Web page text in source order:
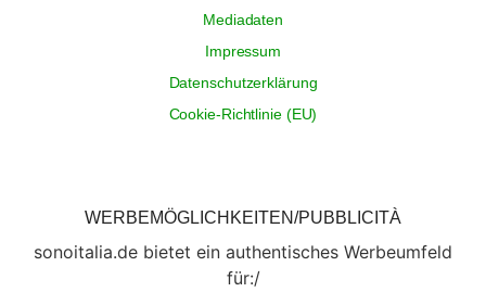
Mediadaten
Impressum
Datenschutzerklärung
Cookie-Richtlinie (EU)
WERBEMÖGLICHKEITEN/PUBBLICITÀ
sonoitalia.de bietet ein authentisches Werbeumfeld
für:/